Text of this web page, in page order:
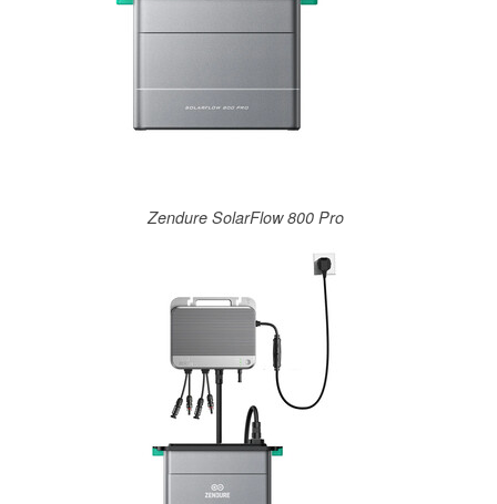
Zendure SolarFlow 800 Pro